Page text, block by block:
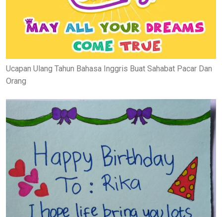
Ucapan Ulang Tahun Bahasa Inggris Buat Sahabat Pacar Dan
Orang